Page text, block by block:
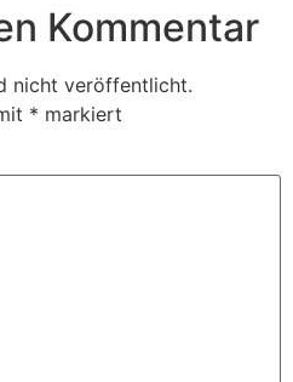
Kommentar
nicht veröffentlicht.
* markiert